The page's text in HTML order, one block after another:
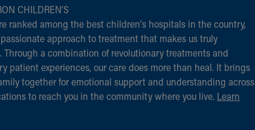
CHILDREN‘S
ranked among the best children‘s hospitals in the country,
approach to treatment that makes us truly
Through a combination of revolutionary treatments and
patient experiences, our care does more than heal. It brings
together for emotional support and understanding across
to reach you in the community where you live. Learn